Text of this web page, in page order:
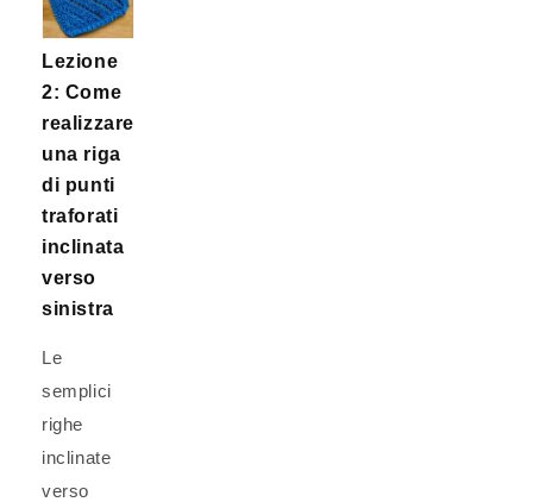
Lezione
2: Come
realizzare
una riga
di punti
traforati
inclinata
verso
sinistra
Le
semplici
righe
inclinate
verso